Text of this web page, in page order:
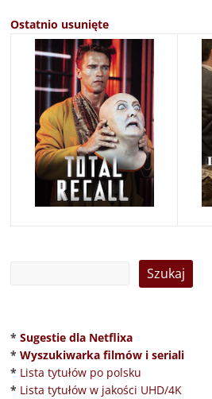
Ostatnio usunięte
* Sugestie dla Netflixa
* Wyszukiwarka filmów i seriali
* Lista tytułów po polsku
* Lista tytułów w jakości UHD/4K